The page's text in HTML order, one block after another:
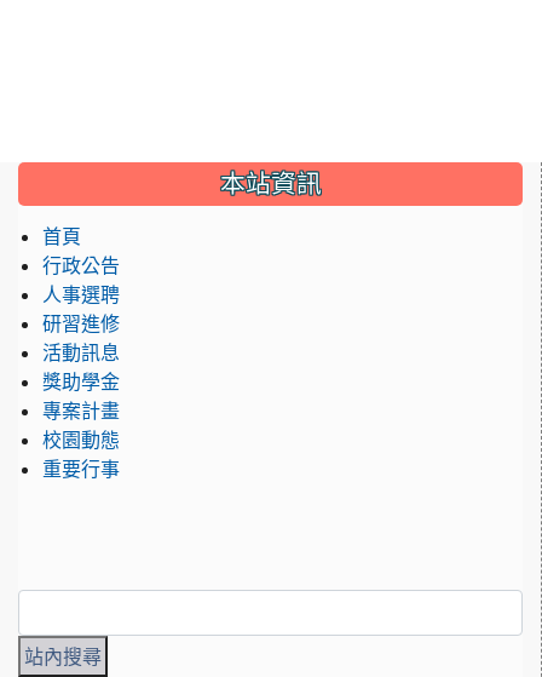
本站資訊
首頁
行政公告
人事選聘
研習進修
活動訊息
獎助學金
專案計畫
校園動態
重要行事